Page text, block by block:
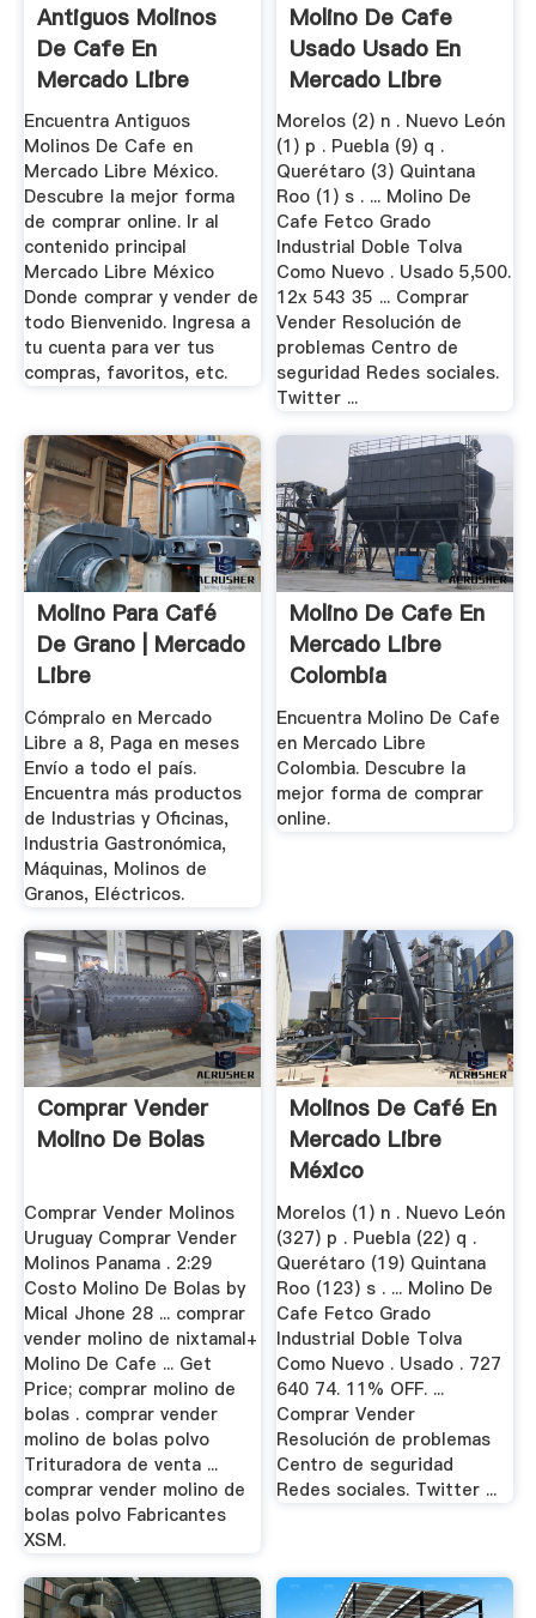
Antiguos Molinos
De Cafe En
Mercado Libre
México
Encuentra Antiguos
Molinos De Cafe en
Mercado Libre México.
Descubre la mejor forma
de comprar online. Ir al
contenido principal
Mercado Libre México
Donde comprar y vender de
todo Bienvenido. Ingresa a
tu cuenta para ver tus
compras, favoritos, etc.
Molino De Cafe
Usado Usado En
Mercado Libre
México
Morelos (2) n . Nuevo León
(1) p . Puebla (9) q .
Querétaro (3) Quintana
Roo (1) s . ... Molino De
Cafe Fetco Grado
Industrial Doble Tolva
Como Nuevo . Usado 5,500.
12x 543 35 ... Comprar
Vender Resolución de
problemas Centro de
seguridad Redes sociales.
Twitter ...
Molino Para Café
De Grano | Mercado
Libre
Cómpralo en Mercado
Libre a 8, Paga en meses
Envío a todo el país.
Encuentra más productos
de Industrias y Oficinas,
Industria Gastronómica,
Máquinas, Molinos de
Granos, Eléctricos.
Molino De Cafe En
Mercado Libre
Colombia
Encuentra Molino De Cafe
en Mercado Libre
Colombia. Descubre la
mejor forma de comprar
online.
Comprar Vender
Molino De Bolas
Comprar Vender Molinos
Uruguay Comprar Vender
Molinos Panama . 2:29
Costo Molino De Bolas by
Mical Jhone 28 ... comprar
vender molino de nixtamal+
Molino De Cafe ... Get
Price; comprar molino de
bolas . comprar vender
molino de bolas polvo
Trituradora de venta ...
comprar vender molino de
bolas polvo Fabricantes
XSM.
Molinos De Café En
Mercado Libre
México
Morelos (1) n . Nuevo León
(327) p . Puebla (22) q .
Querétaro (19) Quintana
Roo (123) s . ... Molino De
Cafe Fetco Grado
Industrial Doble Tolva
Como Nuevo . Usado . 727
640 74. 11% OFF. ...
Comprar Vender
Resolución de problemas
Centro de seguridad
Redes sociales. Twitter ...